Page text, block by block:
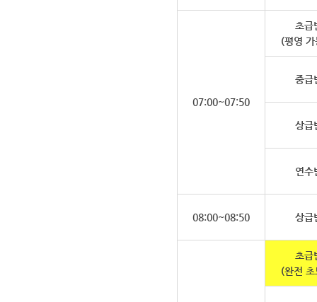
07:00~07:50
초급
(평영
중급
상급
연수
08:00~08:50 상급
초급
(완전